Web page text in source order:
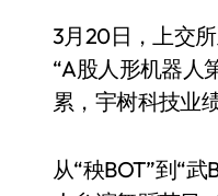
3月20日，上交所正式受理宇树科技股份有限公司科创板IPO申请，公司拟募资约42.02亿元，向
“A股人形机器人
累，宇树科技业
从“秧BOT”到“